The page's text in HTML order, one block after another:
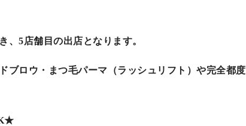
、5店舗目の出店となります。
ブロウ・まつ毛パーマ（ラッシュリフト）や完全都度